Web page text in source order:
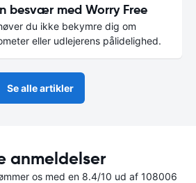
besvær med Worry Free
du ikke bekymre dig om
eller udlejerens pålidelighed.
Se alle artikler
anmeldelser
os med en 8.4/10 ud af 108006